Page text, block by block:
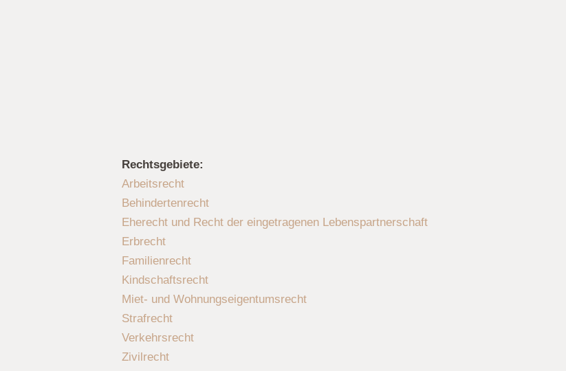
Rechtsgebiete:
Arbeitsrecht
Behindertenrecht
Eherecht und Recht der eingetragenen Lebenspartnerschaft
Erbrecht
Familienrecht
Kindschaftsrecht
Miet- und Wohnungseigentumsrecht
Strafrecht
Verkehrsrecht
Zivilrecht